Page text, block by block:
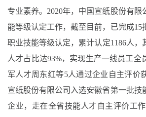
专业素养。2020年，中国宣纸股份有限
能等级认定工作，截至目前，已完成15
职业技能等级认定，累计认定1186人，
人才占比达93%，实现生产一线员工全
军人才周东红等5人通过企业自主评价
宣纸股份有限公司入选安徽省第一批技
企业，走在全省技能人才自主评价工